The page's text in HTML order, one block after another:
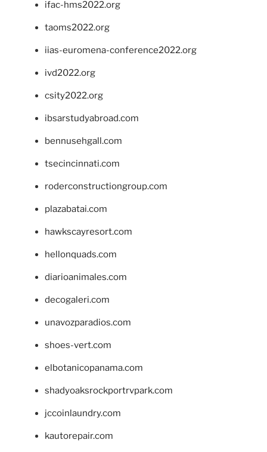
ifac-hms2022.org
taoms2022.org
iias-euromena-conference2022.org
ivd2022.org
csity2022.org
ibsarstudyabroad.com
bennusehgall.com
tsecincinnati.com
roderconstructiongroup.com
plazabatai.com
hawkscayresort.com
hellonquads.com
diarioanimales.com
decogaleri.com
unavozparadios.com
shoes-vert.com
elbotanicopanama.com
shadyoaksrockportrvpark.com
jccoinlaundry.com
kautorepair.com